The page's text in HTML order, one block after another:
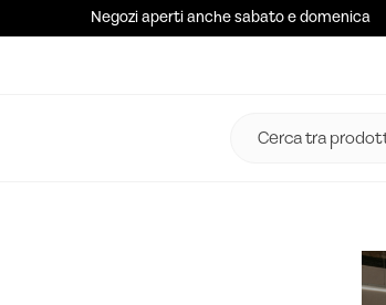
Negozi aperti anche sabato e domenica